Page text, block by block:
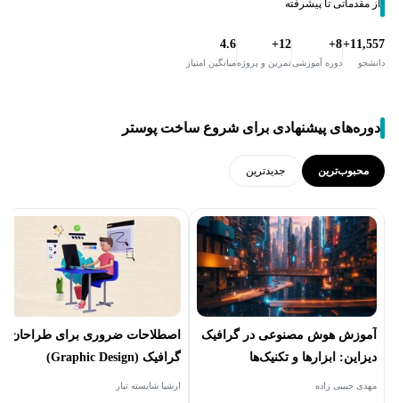
از مقدماتی تا پیشرفته
11,557+
دانشجو
8+
دوره آموزشی
12+
تمرین و پروژه
4.6
میانگین امتیاز
دوره‌های پیشنهادی برای شروع ساخت پوستر
محبوب‌ترین جدید‌ترین
آموزش هوش مصنوعی در گرافیک
دیزاین: ابزارها و تکنیک‌ها
مهدی حبیبی‌ زاده
اصطلاحات ضروری برای طراحان
گرافیک (Graphic Design)
ارشیا شایسته تبار